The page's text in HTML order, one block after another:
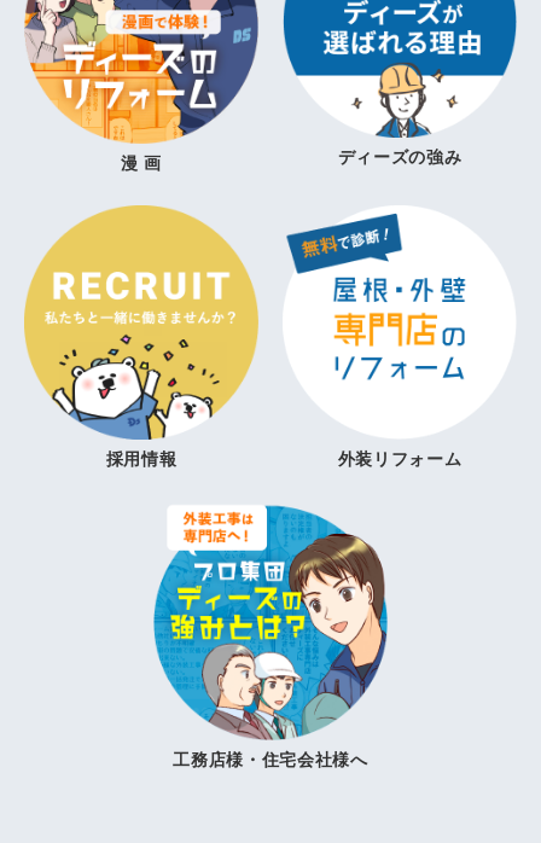
漫 画 ディーズの強み
採用情報 外装リフォーム
工務店様・住宅会社様へ